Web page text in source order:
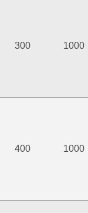
300 1000
400 1000